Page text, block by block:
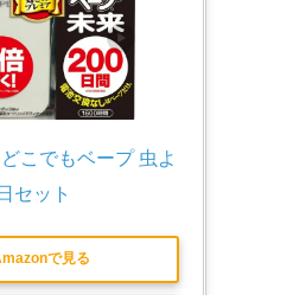
こでもベープ 虫よ
セット
で見る